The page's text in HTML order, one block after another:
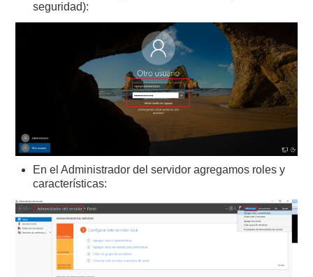
seguridad):
En el Administrador del servidor agregamos roles y
características: